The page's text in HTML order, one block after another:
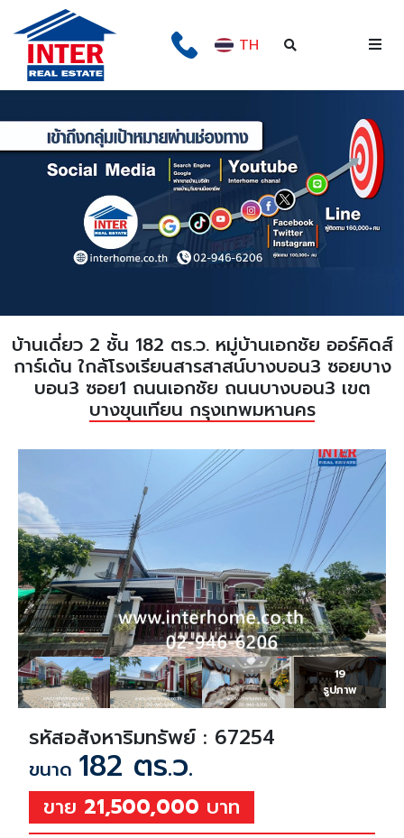
TH
บ้านเดี่ยว 2 ชั้น 182 ตร.ว. หมู่บ้านเอกชัย ออร์คิดส์
การ์เด้น ใกล้โรงเรียนสารสาสน์บางบอน3 ซอยบาง
บอน3 ซอย1 ถนนเอกชัย ถนนบางบอน3 เขต
บางขุนเทียน กรุงเทพมหานคร
19
รูปภาพ
รหัสอสังหาริมทรัพย์ : 67254
ขนาด 182 ตร.ว.
ขาย 21,500,000 บาท